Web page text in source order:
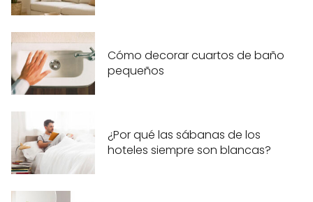
Cómo decorar cuartos de baño
pequeños
¿Por qué las sábanas de los
hoteles siempre son blancas?